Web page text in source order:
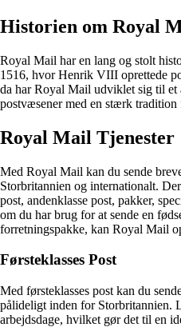
Historien om Royal
Royal Mail har en lang og stolt
1516, hvor Henrik VIII oprettede
da har Royal Mail udviklet sig til et
postvæsener med en stærk
Royal Mail Tjenester
Med Royal Mail kan du sende
Storbritannien og internationalt.
post, andenklasse post, pakker,
om du har brug for at sende en
forretningspakke, kan Royal Mail
Førsteklasses Post
Med førsteklasses post kan du
pålideligt inden for Storbritannien.
arbejdsdage, hvilket gør det til en